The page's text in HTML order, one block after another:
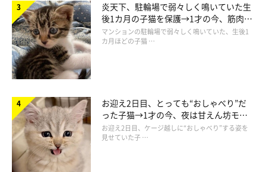
炎天下、駐輪場で弱々しく鳴いていた生
後1カ月の子猫を保護→1才の今、筋肉質
でツンデレなコに成長
マンションの駐輪場で弱々しく鳴いていた、生後1
カ月ほどの子猫 …
お迎え2日目、とっても“おしゃべり”だ
った子猫→1才の今、夜は甘えん坊モー
ドになるコに成長！
お迎え2日目、ケージ越しに“おしゃべり”する姿を
見せていた子 …